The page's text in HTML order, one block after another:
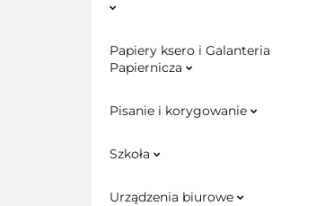
Papiery ksero i Galanteria
Papiernicza
Pisanie i korygowanie
Szkoła
Urządzenia biurowe